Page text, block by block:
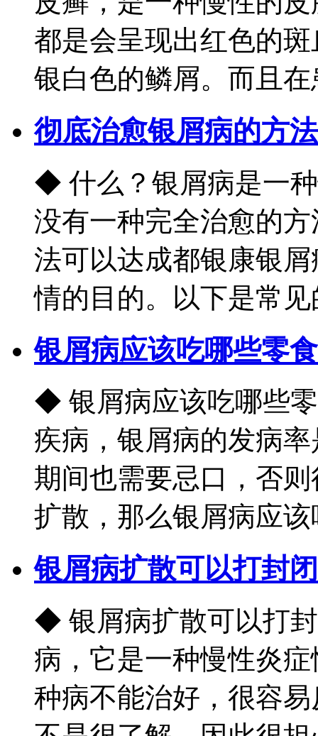
都是会呈现出红色的
银白色的鳞屑。而且在
彻底治愈银屑病的方
◆ 什么？银屑病是一
没有一种完全治愈的
法可以达成都银康银
情的目的。以下是常见
银屑病应该吃哪些零食
◆ 银屑病应该吃哪些
疾病，银屑病的发病
期间也需要忌口，否
扩散，那么银屑病应该
银屑病扩散可以打封
◆ 银屑病扩散可以打
病，它是一种慢性炎
种病不能治好，很容